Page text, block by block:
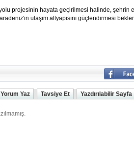
projesinin hayata geçirilmesi halinde, şehrin
ulaşım altyapısını güçlendirmesi
Yorum Yaz Tavsiye Et Yazdırılabilir Sayfa